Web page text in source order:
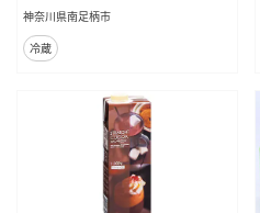
神奈川県南足柄市
冷蔵